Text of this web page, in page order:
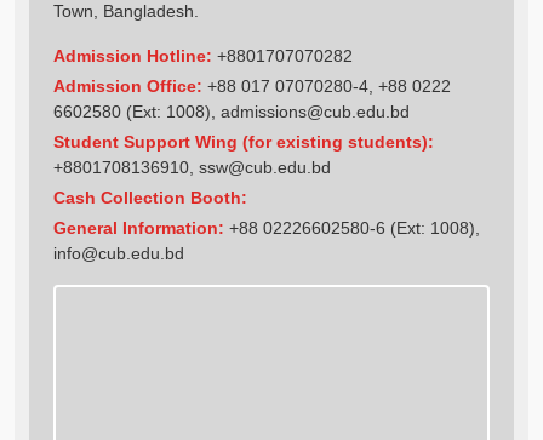
Town, Bangladesh.
Admission Hotline: +8801707070282
Admission Office: +88 017 07070280-4, +88 0222
6602580 (Ext: 1008), admissions@cub.edu.bd
Student Support Wing (for existing students):
+8801708136910, ssw@cub.edu.bd
Cash Collection Booth:
General Information: +88 02226602580-6 (Ext: 1008),
info@cub.edu.bd